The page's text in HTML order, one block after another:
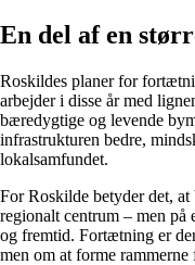
En del af en
Roskildes planer for
arbejder i disse år med
bæredygtige og levende
infrastrukturen bedre,
lokalsamfundet.
For Roskilde betyder det,
regionalt centrum – men på
og fremtid. Fortætning er
men om at forme